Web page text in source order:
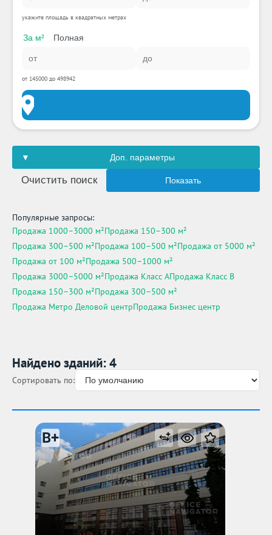
укажите площадь в квадратных метрах
За м² Полная
от 145000 до 498942
Доп. параметры
Очистить поиск Показать
Популярные запросы:
Продажа 1000–3000 м²Продажа 150–300 м²
Продажа 300–500 м²Продажа 100–500 м²Продажа от 5000 м²
Продажа от 100 м²Продажа 500–1000 м²
Продажа 3000–5000 м²Продажа Класс AПродажа Класс B
Продажа 150–300 м²Продажа 300–500 м²
Продажа Метро Деловой центрПродажа Бизнес центр
Найдено зданий: 4
Сортировать по:
B+